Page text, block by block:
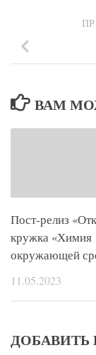
ВАМ
Пост-релиз
кружка «Химия
окружающей
11.05.2023